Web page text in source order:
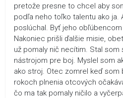
pretože presne to chcel aby
podľa neho toľko talentu ako ja.
poslúchal. Byť jeho
Nakoniec prišli ďalšie misie,
už pomaly nič necítim. Stal som
nástrojom pre boj. Myslel som
ako stroj. Otec zomrel keď som
rokoch plnenia otcových
čo ma tak pomaly ničilo a